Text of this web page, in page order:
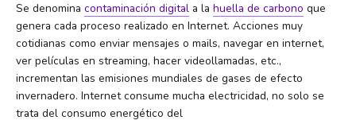
Se denomina contaminación digital a la huella de carbono que
genera cada proceso realizado en Internet. Acciones muy
cotidianas como enviar mensajes o mails, navegar en internet,
ver películas en streaming, hacer videollamadas, etc.,
incrementan las emisiones mundiales de gases de efecto
invernadero. Internet consume mucha electricidad, no solo se
trata del consumo energético del